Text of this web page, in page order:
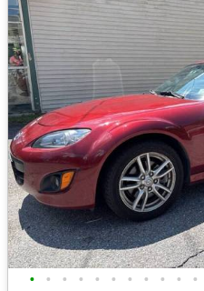
• • • • • • • • • • •